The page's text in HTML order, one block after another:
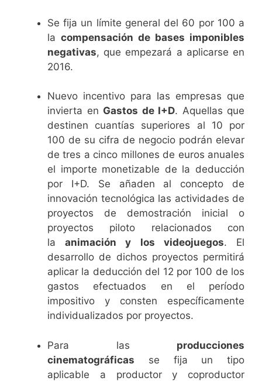
Se fija un límite general del 60 por 100 a
la compensación de bases imponibles
negativas, que empezará a aplicarse en
2016.
Nuevo incentivo para las empresas que
invierta en Gastos de I+D. Aquellas que
destinen cuantías superiores al 10 por
100 de su cifra de negocio podrán elevar
de tres a cinco millones de euros anuales
el importe monetizable de la deducción
por I+D. Se añaden al concepto de
innovación tecnológica las actividades de
proyectos de demostración inicial o
proyectos piloto relacionados con
laanimación y los videojuegos. El
desarrollo de dichos proyectos permitirá
aplicar la deducción del 12 por 100 de los
gastos efectuados en el período
impositivo y consten específicamente
individualizados por proyectos.
Para las producciones
cinematográficas se fija un tipo
aplicable a productor y coproductor